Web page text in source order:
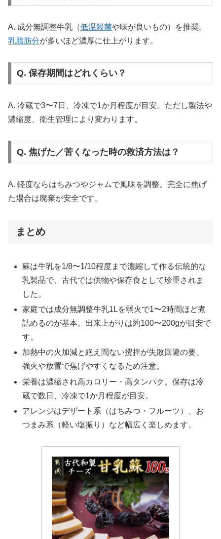
A. 成分無調整牛乳（低温殺菌や味が良いもの）を推奨。
乳脂肪分が多いほど濃厚に仕上がります。
Q. 保存期間はどれくらい？
A. 冷蔵で3〜7日、冷凍で1か月程度が目安。ただし製法や
濃縮度、衛生管理により変わります。
Q. 焦げた／苦くなった時の救済方法は？
A. 軽度ならはちみつやジャムで風味を調整。完全に焦げ
た場合は廃棄が安全です。
まとめ
蘇は牛乳を1/8〜1/10程度まで濃縮して作る伝統的な
乳製品で、古代では供物や保存食として珍重されま
した。
家庭では成分無調整牛乳1Lを弱火で1〜2時間ほど煮
詰めるのが基本。出来上がりは約100〜200gが目安で
す。
加熱中の火加減と絶え間ない攪拌が失敗回避の要。
強火や放置で焦げやすくなるため注意。
栄養は濃縮され高カロリー・高タンパク。保存は冷
蔵で数日、冷凍で1か月程度が目安。
アレンジはデザート系（はちみつ・フルーツ）、お
つまみ系（軽い塩振り）など幅広く楽しめます。